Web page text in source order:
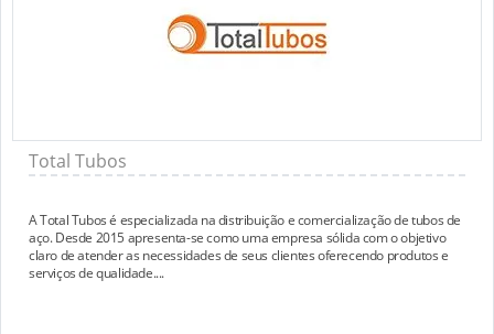
Total Tubos
A Total Tubos é especializada na distribuição e comercialização de tubos de
aço. Desde 2015 apresenta-se como uma empresa sólida com o objetivo
claro de atender as necessidades de seus clientes oferecendo produtos e
serviços de qualidade....